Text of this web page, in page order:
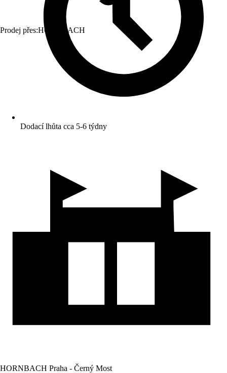
Prodej přes:HORNBACH
Dodací lhůta cca 5-6 týdny
HORNBACH Praha - Černý Most